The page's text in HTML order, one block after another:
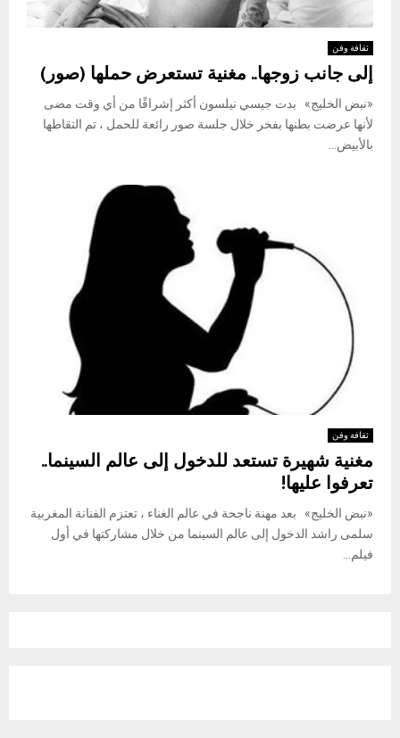
ثقافة وفن
إلى جانب زوجها.. مغنية تستعرض حملها (صور)
«نبض الخليج» بدت جيسي نيلسون أكثر إشراقًا من أي وقت مضى
لأنها عرضت بطنها بفخر خلال جلسة صور رائعة للحمل ، تم التقاطها
بالأبيض...
ثقافة وفن
مغنية شهيرة تستعد للدخول إلى عالم السينما..
تعرفوا عليها!
«نبض الخليج» بعد مهنة ناجحة في عالم الغناء ، تعتزم الفنانة المغربية
سلمى راشد الدخول إلى عالم السينما من خلال مشاركتها في أول
فيلم...